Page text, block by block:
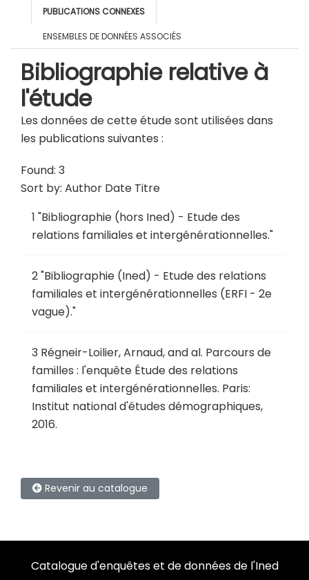
PUBLICATIONS CONNEXES
ENSEMBLES DE DONNÉES ASSOCIÉS
Bibliographie relative à
l'étude
Les données de cette étude sont utilisées dans
les publications suivantes :
Found: 3
Sort by: Author Date Titre
1 "Bibliographie (hors Ined) - Etude des
relations familiales et intergénérationnelles."
2"Bibliographie (Ined) - Etude des relations
familiales et intergénérationnelles (ERFI - 2e
vague)."
3 Régneir-Loilier, Arnaud, and al. Parcours de
familles : l'enquête Étude des relations
familiales et intergénérationnelles. Paris:
Institut national d'études démographiques,
2016.
Revenir au catalogue
Catalogue d'enquêtes et de données de l'Ined